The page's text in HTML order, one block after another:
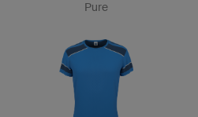
Pure